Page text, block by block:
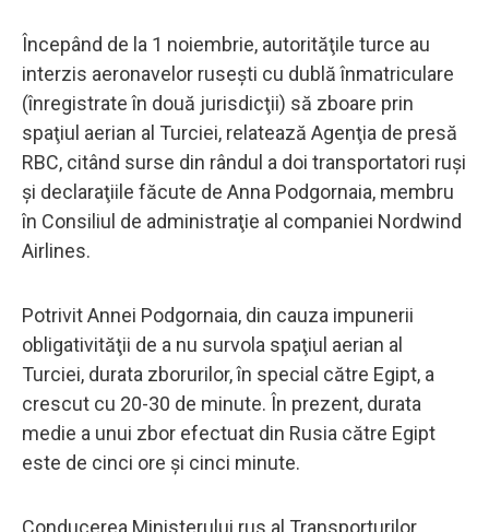
Începând de la 1 noiembrie, autorităţile turce au
interzis aeronavelor ruseşti cu dublă înmatriculare
(înregistrate în două jurisdicţii) să zboare prin
spaţiul aerian al Turciei, relatează Agenţia de presă
RBC, citând surse din rândul a doi transportatori ruşi
şi declaraţiile făcute de Anna Podgornaia, membru
în Consiliul de administraţie al companiei Nordwind
Airlines.
Potrivit Annei Podgornaia, din cauza impunerii
obligativităţii de a nu survola spaţiul aerian al
Turciei, durata zborurilor, în special către Egipt, a
crescut cu 20-30 de minute. În prezent, durata
medie a unui zbor efectuat din Rusia către Egipt
este de cinci ore şi cinci minute.
Conducerea Ministerului rus al Transporturilor